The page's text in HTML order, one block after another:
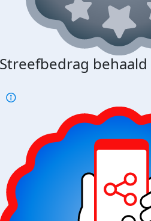
Streefbedrag behaald